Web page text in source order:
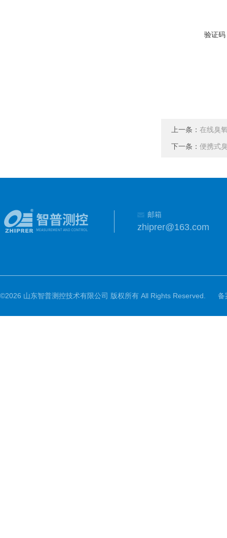
验证码
上一条： 在线臭
下一条： 便携式
邮箱
zhiprer@163.com
©2026 山东智普测控技术有限公司 版权所有 All Rights Reserved. 备